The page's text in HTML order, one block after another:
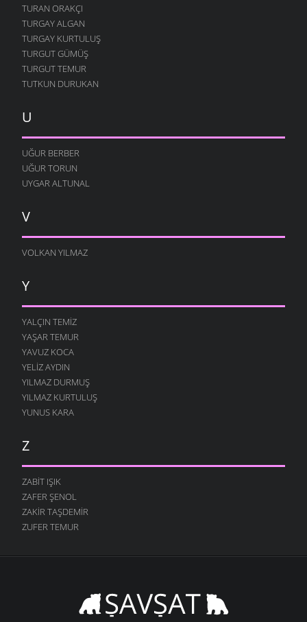
TURAN ORAKÇI
TURGAY ALGAN
TURGAY KURTULUŞ
TURGUT GÜMÜŞ
TURGUT TEMUR
TUTKUN DURUKAN
U
UĞUR BERBER
UĞUR TORUN
UYGAR ALTUNAL
V
VOLKAN YILMAZ
Y
YALÇIN TEMIZ
YAŞAR TEMUR
YAVUZ KOCA
YELIZ AYDIN
YILMAZ DURMUŞ
YILMAZ KURTULUŞ
YUNUS KARA
Z
ZABIT IŞIK
ZAFER ŞENOL
ZAKIR TAŞDEMIR
ZUFER TEMUR